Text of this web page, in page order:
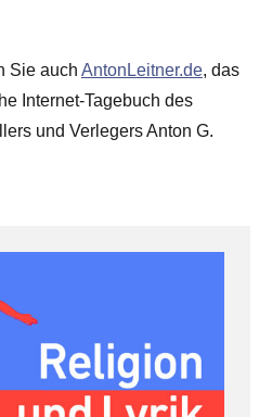
Sie auch AntonLeitner.de, das
Internet-Tagebuch des
und Verlegers Anton G.